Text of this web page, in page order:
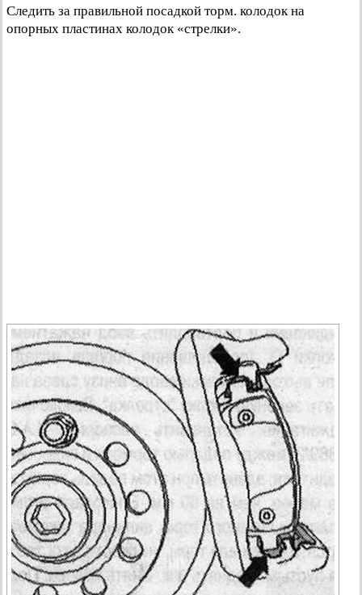
Следить за правильной посадкой торм. колодок на
опорных пластинах колодок «стрелки».